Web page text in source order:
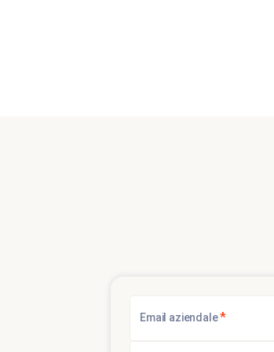
Email aziendale*